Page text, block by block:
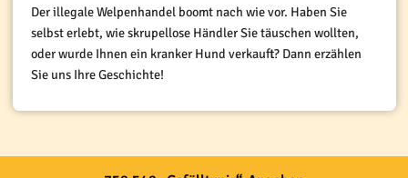
Der illegale Welpenhandel boomt nach wie vor. Haben Sie
selbst erlebt, wie skrupellose Händler Sie täuschen wollten,
oder wurde Ihnen ein kranker Hund verkauft? Dann erzählen
Sie uns Ihre Geschichte!